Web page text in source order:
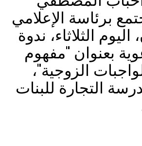
برئاسة الإعلامي
الثلاثاء، ندوة
بعنوان "مفهوم
الزوجية"،
التجارة للبنات